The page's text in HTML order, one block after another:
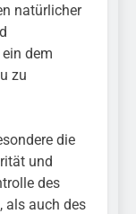
natürlicher
dem
zu
die
und
des
als auch des